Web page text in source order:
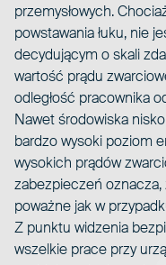
przemysłowych.
powstawania łuku, nie
decydującym o skali
wartość prądu
odległość pracownika
Nawet środowiska
bardzo wysoki poziom
wysokich prądów
zabezpieczeń
poważne jak w
Z punktu widzenia
wszelkie prace przy